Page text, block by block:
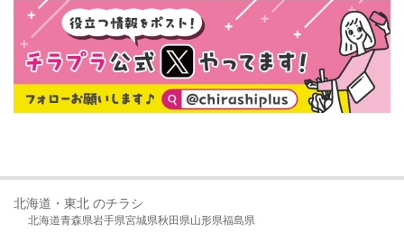
北海道・東北 のチラシ
北海道青森県岩手県宮城県秋田県山形県福島県